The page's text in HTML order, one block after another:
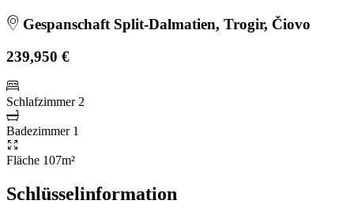
Gespanschaft Split-Dalmatien, Trogir, Čiovo
239,950 €
Schlafzimmer 2
Badezimmer 1
Fläche 107m²
Schlüsselinformation